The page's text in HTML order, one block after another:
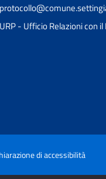
URP - Ufficio Relazioni con il
di accessibilità